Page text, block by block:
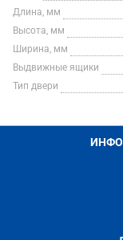
Длина, мм
Высота, мм
Ширина, мм
Выдвижные ящики
Тип двери